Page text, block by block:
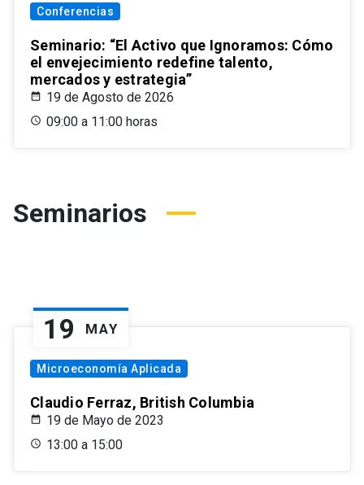
Conferencias
Seminario: “El Activo que Ignoramos: Cómo
el envejecimiento redefine talento,
mercados y estrategia”
19 de Agosto de 2026
09:00 a 11:00 horas
Seminarios
19 MAY
Microeconomía Aplicada
Claudio Ferraz, British Columbia
19 de Mayo de 2023
13:00 a 15:00